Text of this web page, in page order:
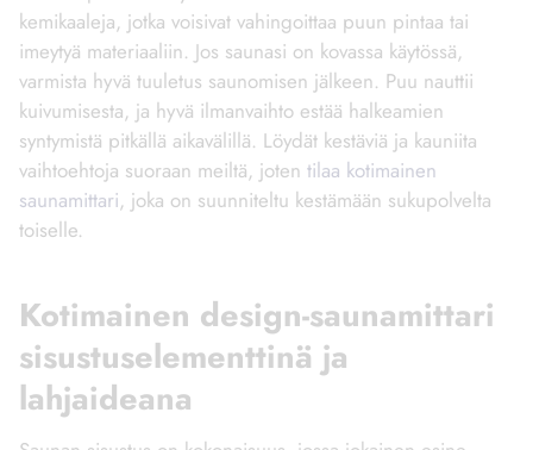
kemikaaleja, jotka voisivat vahingoittaa puun pintaa tai
imeytyä materiaaliin. Jos saunasi on kovassa käytössä,
varmista hyvä tuuletus saunomisen jälkeen. Puu nauttii
kuivumisesta, ja hyvä ilmanvaihto estää halkeamien
syntymistä pitkällä aikavälillä. Löydät kestäviä ja kauniita
vaihtoehtoja suoraan meiltä, joten tilaa kotimainen
saunamittari, joka on suunniteltu kestämään sukupolvelta
toiselle.
Kotimainen design-saunamittari
sisustuselementtinä ja
lahjaideana